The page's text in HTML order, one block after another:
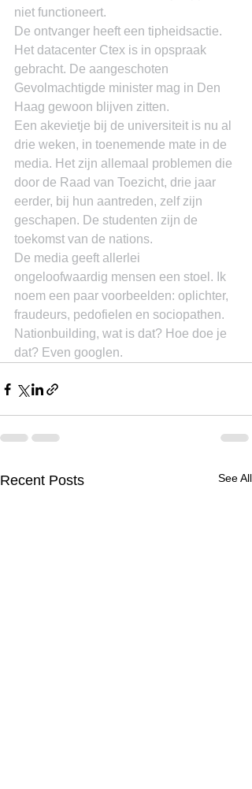
niet functioneert.
De ontvanger heeft een tipheidsactie.
Het datacenter Ctex is in opspraak
gebracht. De aangeschoten
Gevolmachtigde minister mag in Den
Haag gewoon blijven zitten.
Een akevietje bij de universiteit is nu al
drie weken, in toenemende mate in de
media. Het zijn allemaal problemen die
door de Raad van Toezicht, drie jaar
eerder, bij hun aantreden, zelf zijn
geschapen. De studenten zijn de
toekomst van de nations.
De media geeft allerlei
ongeloofwaardig mensen een stoel. Ik
noem een paar voorbeelden: oplichter,
fraudeurs, pedofielen en sociopathen.
Nationbuilding, wat is dat? Hoe doe je
dat? Even googlen.
Recent Posts See All